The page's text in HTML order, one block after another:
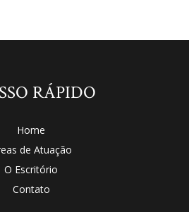
RÁPIDO
Home
de Atuação
O Escritório
Contato